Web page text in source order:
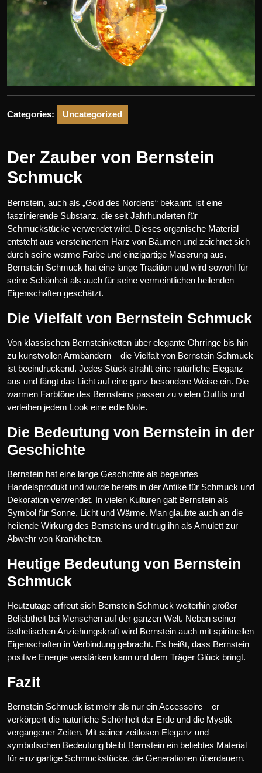
Categories: Uncategorized
Der Zauber von Bernstein
Schmuck
Bernstein, auch als „Gold des Nordens“ bekannt, ist eine
faszinierende Substanz, die seit Jahrhunderten für
Schmuckstücke verwendet wird. Dieses organische Material
entsteht aus versteinertem Harz von Bäumen und zeichnet sich
durch seine warme Farbe und einzigartige Maserung aus.
Bernstein Schmuck hat eine lange Tradition und wird sowohl für
seine Schönheit als auch für seine vermeintlichen heilenden
Eigenschaften geschätzt.
Die Vielfalt von Bernstein Schmuck
Von klassischen Bernsteinketten über elegante Ohrringe bis hin
zu kunstvollen Armbändern – die Vielfalt von Bernstein Schmuck
ist beeindruckend. Jedes Stück strahlt eine natürliche Eleganz
aus und fängt das Licht auf eine ganz besondere Weise ein. Die
warmen Farbtöne des Bernsteins passen zu vielen Outfits und
verleihen jedem Look eine edle Note.
Die Bedeutung von Bernstein in der
Geschichte
Bernstein hat eine lange Geschichte als begehrtes
Handelsprodukt und wurde bereits in der Antike für Schmuck und
Dekoration verwendet. In vielen Kulturen galt Bernstein als
Symbol für Sonne, Licht und Wärme. Man glaubte auch an die
heilende Wirkung des Bernsteins und trug ihn als Amulett zur
Abwehr von Krankheiten.
Heutige Bedeutung von Bernstein
Schmuck
Heutzutage erfreut sich Bernstein Schmuck weiterhin großer
Beliebtheit bei Menschen auf der ganzen Welt. Neben seiner
ästhetischen Anziehungskraft wird Bernstein auch mit spirituellen
Eigenschaften in Verbindung gebracht. Es heißt, dass Bernstein
positive Energie verstärken kann und dem Träger Glück bringt.
Fazit
Bernstein Schmuck ist mehr als nur ein Accessoire – er
verkörpert die natürliche Schönheit der Erde und die Mystik
vergangener Zeiten. Mit seiner zeitlosen Eleganz und
symbolischen Bedeutung bleibt Bernstein ein beliebtes Material
für einzigartige Schmuckstücke, die Generationen überdauern.